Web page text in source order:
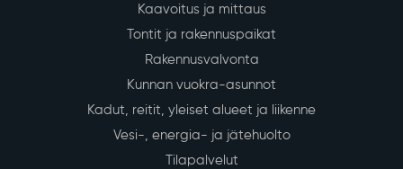
Kaavoitus ja mittaus
Tontit ja rakennuspaikat
Rakennusvalvonta
Kunnan vuokra-asunnot
Kadut, reitit, yleiset alueet ja liikenne
Vesi-, energia- ja jätehuolto
Tilapalvelut